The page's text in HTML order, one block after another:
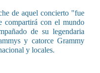
de aquel concierto "fue
compartirá con el mundo
de su legendaria
y catorce Grammy
y locales.